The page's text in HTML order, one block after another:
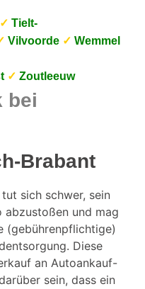
✓ Tielt-
Vilvoorde ✓ Wemmel
✓ Zoutleeuw
bei
Brabant
tut sich schwer, sein
und mag
(gebührenpflichtige)
Diese
an Autoankauf-
sein, dass ein